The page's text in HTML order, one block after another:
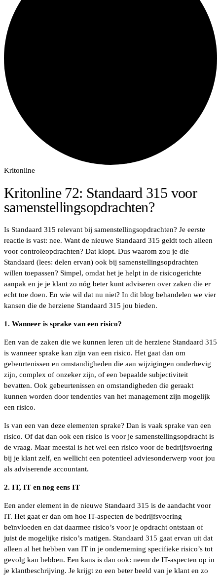
Kritonline
Kritonline 72: Standaard 315 voor
samenstellingsopdrachten?
Is Standaard 315 relevant bij samenstellingsopdrachten? Je eerste
reactie is vast: nee. Want de nieuwe Standaard 315 geldt toch alleen
voor controleopdrachten? Dat klopt. Dus waarom zou je die
Standaard (lees: delen ervan) ook bij samenstellingsopdrachten
willen toepassen? Simpel, omdat het je helpt in de risicogerichte
aanpak en je je klant zo nóg beter kunt adviseren over zaken die er
echt toe doen. En wie wil dat nu niet? In dit blog behandelen we vier
kansen die de herziene Standaard 315 jou bieden.
1. Wanneer is sprake van een risico?
Een van de zaken die we kunnen leren uit de herziene Standaard 315
is wanneer sprake kan zijn van een risico. Het gaat dan om
gebeurtenissen en omstandigheden die aan wijzigingen onderhevig
zijn, complex of onzeker zijn, of een bepaalde subjectiviteit
bevatten. Ook gebeurtenissen en omstandigheden die geraakt
kunnen worden door tendenties van het management zijn mogelijk
een risico.
Is van een van deze elementen sprake? Dan is vaak sprake van een
risico. Of dat dan ook een risico is voor je samenstellingsopdracht is
de vraag. Maar meestal is het wel een risico voor de bedrijfsvoering
bij je klant zelf, en wellicht een potentieel adviesonderwerp voor jou
als adviserende accountant.
2. IT, IT en nog eens IT
Een ander element in de nieuwe Standaard 315 is de aandacht voor
IT. Het gaat er dan om hoe IT-aspecten de bedrijfsvoering
beïnvloeden en dat daarmee risico’s voor je opdracht ontstaan of
juist de mogelijke risico’s matigen. Standaard 315 gaat ervan uit dat
alleen al het hebben van IT in je onderneming specifieke risico’s tot
gevolg kan hebben. Een kans is dan ook: neem de IT-aspecten op in
je klantbeschrijving. Je krijgt zo een beter beeld van je klant en zo